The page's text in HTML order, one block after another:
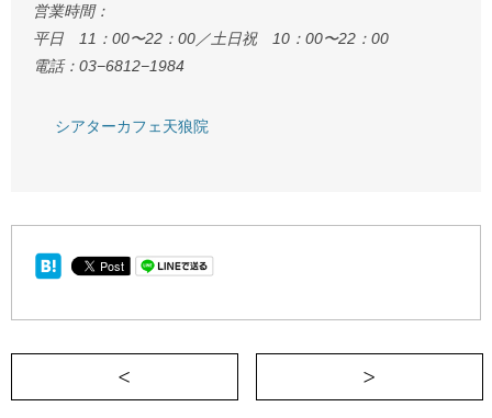
営業時間：
平日 11：00〜22：00／土日祝 10：00〜22：00
電話：03−6812−1984
シアターカフェ天狼院
＜ 中途採用面接哀歌《週刊READING